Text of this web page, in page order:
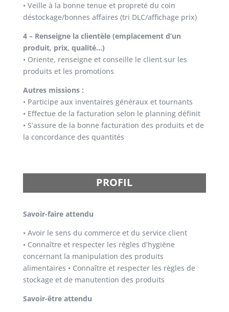
• Veille à la bonne tenue et propreté du coin
déstockage/bonnes affaires (tri DLC/affichage prix)
4 – Renseigne la clientèle (emplacement d’un
produit, prix, qualité…)
• Oriente, renseigne et conseille le client sur les
produits et les promotions
Autres missions :
• Participe aux inventaires généraux et tournants
• Effectue de la facturation selon le planning définit
• S’assure de la bonne facturation des produits et de
la concordance des quantités
PROFIL
Savoir-faire attendu
• Avoir le sens du commerce et du service client
• Connaître et respecter les règles d’hygiène
concernant la manipulation des produits
alimentaires • Connaître et respecter les règles de
stockage et de manutention des produits
Savoir-être attendu